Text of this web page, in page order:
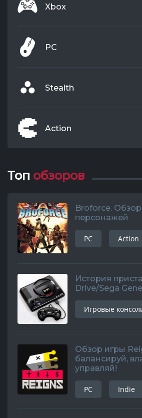
Xbox
PC
Stealth
Action
Топ обзоров
Broforce.
персонажей
PC Action
История
Drive/Sega
Игровые
Обзор игры
балансируй,
управляй!
PC Indie